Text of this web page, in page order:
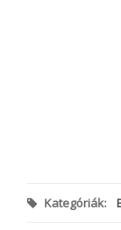
Kategóriák: